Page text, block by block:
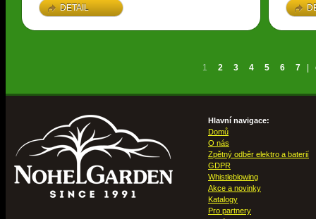
DETAIL
1 2 3 4 5 6 7
Hlavní navigace:
Domů
O nás
Zpětný odběr elektro a baterií
GDPR
Whistleblowing
Akce a novinky
Katalogy
Pro partnery